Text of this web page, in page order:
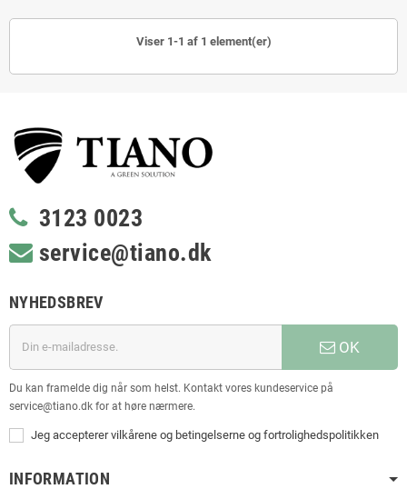
Viser 1-1 af 1 element(er)
3123 0023
service@tiano.dk
NYHEDSBREV
OK
Du kan framelde dig når som helst. Kontakt vores kundeservice på
service@tiano.dk for at høre nærmere.
Jeg accepterer vilkårene og betingelserne og fortrolighedspolitikken
INFORMATION